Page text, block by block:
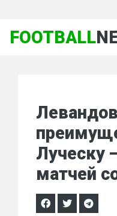
FOOTBALL
Луческу
матчей